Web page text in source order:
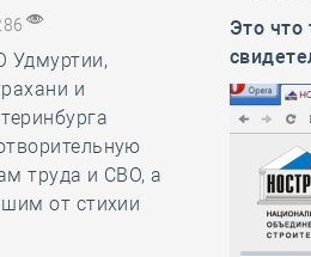
Удмуртии,
и
труда и СВО, а
от стихии
Это что